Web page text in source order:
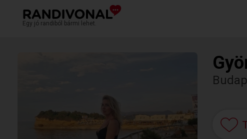
Egy jó randiból bármi lehet.